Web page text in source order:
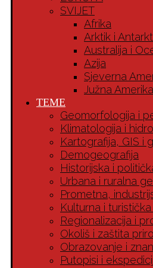
SVIJET
Afrika
Arktik i
Australija i
Azija
Sjeverna
Južna Amerika
TEME
Geomorfologija i
Klimatologija i
Kartografija, GIS i
Demogeografija
Historijska i
Urbana i ruralna
Prometna,
Kulturna i
Regionalizacija i
Okoliš i zaštita
Obrazovanje i
Putopisi i